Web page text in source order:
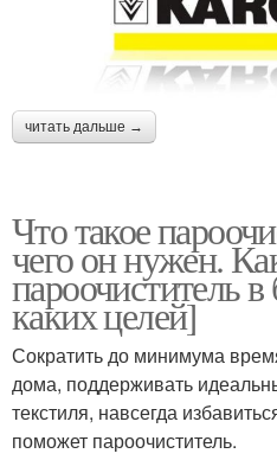
читать дальше →
Что такое
чего он нужен.
пароочиститель
каких целей]
Сократить до минимума
дома, поддерживать
текстиля, навсегда
поможет пароочиститель.